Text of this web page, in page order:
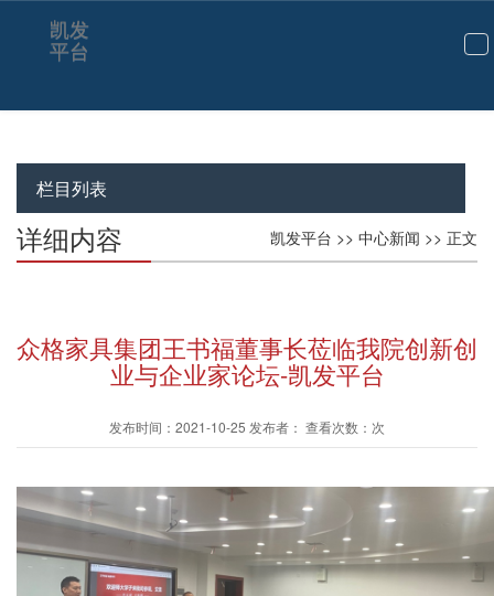
切
航
凯发
平台
栏目列表
凯发平台 >> 中心新闻 >> 正文
详细内容
众格家具集团王书福董事长莅临我院创新创
业与企业家论坛-凯发平台
发布时间：2021-10-25 发布者： 查看次数：次